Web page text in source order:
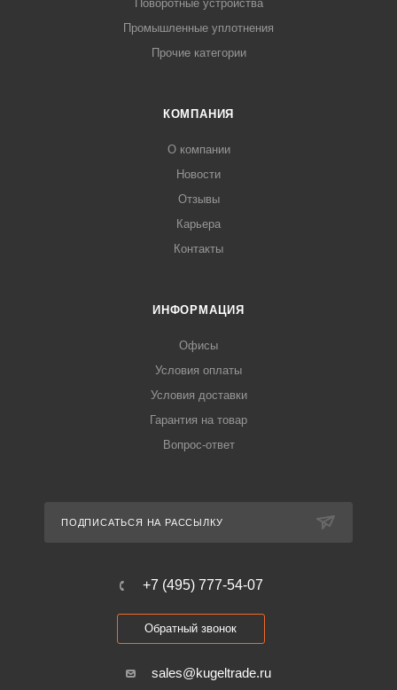
Поворотные устройства
Промышленные уплотнения
Прочие категории
КОМПАНИЯ
О компании
Новости
Отзывы
Карьера
Контакты
ИНФОРМАЦИЯ
Офисы
Условия оплаты
Условия доставки
Гарантия на товар
Вопрос-ответ
ПОДПИСАТЬСЯ НА РАССЫЛКУ
+7 (495) 777-54-07
Обратный звонок
sales@kugeltrade.ru